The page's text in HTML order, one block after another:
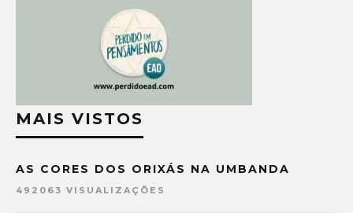
MAIS VISTOS
AS CORES DOS ORIXÁS NA UMBANDA
492063 VISUALIZAÇÕES